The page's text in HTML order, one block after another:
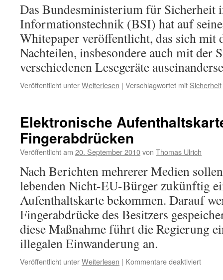
Das Bundesministerium für Sicherheit
Informationstechnik (BSI) hat auf
Whitepaper veröffentlicht, das sich mit
Nachteilen, insbesondere auch mit der
verschiedenen Lesegeräte
Veröffentlicht unterWeiterlesen | Verschlagwortet mit Sicherheit
Elektronische
Fingerabdrücken
Veröffentlicht am 20. September 2010von Thomas Ulrich
Nach Berichten mehrerer Medien
lebenden Nicht-EU-Bürger zukünftig
Aufenthaltskarte bekommen. Darauf
Fingerabdrücke des Besitzers
diese Maßnahme führt die Regierung
illegalen Einwanderung an.
Veröffentlicht unterWeiterlesen | Kommentare deaktiviertfür